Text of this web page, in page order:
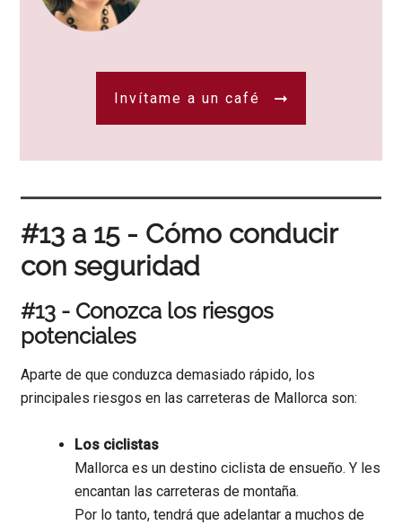
Invítame a un café
#13 a 15 - Cómo conducir
con seguridad
#13 - Conozca los riesgos
potenciales
Aparte de que conduzca demasiado rápido, los
principales riesgos en las carreteras de Mallorca son:
Los ciclistas
Mallorca es un destino ciclista de ensueño. Y les
encantan las carreteras de montaña.
Por lo tanto, tendrá que adelantar a muchos de